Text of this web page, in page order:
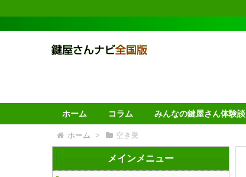
ホーム コラム みんなの鍵屋さん体験談
ホーム > 空き巣
メインメニュー